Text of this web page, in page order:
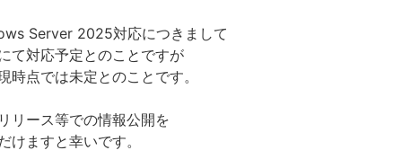
Server 2025対応につきまして
て対応予定とのことですが
点では未定とのことです。
リース等での情報公開を
ますと幸いです。